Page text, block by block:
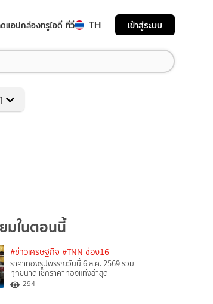
แอปกล่องทรูไอดี ทีวี TH เข้าสู่ระบบ
มในตอนนี้
#ข่าวเศรษฐกิจ #TNN ช่อง16
ราคาทองรูปพรรณวันนี้ 6 ส.ค. 2569 รวม
ทุกขนาด เช็กราคาทองแท่งล่าสุด
294